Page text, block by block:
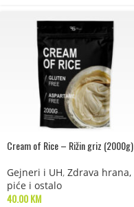
Cream of Rice – Rižin griz (2000g)
Gejneri i UH, Zdrava hrana,
piće i ostalo
40.00KM